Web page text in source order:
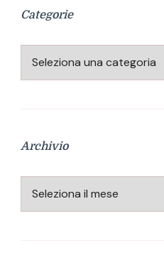
Categorie
Categorie
Archivio
Archivio